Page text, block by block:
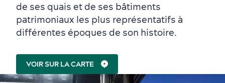
de ses quais et de ses bâtiments
patrimoniaux les plus représentatifs à
différentes époques de son histoire.
VOIR SUR LA CARTE